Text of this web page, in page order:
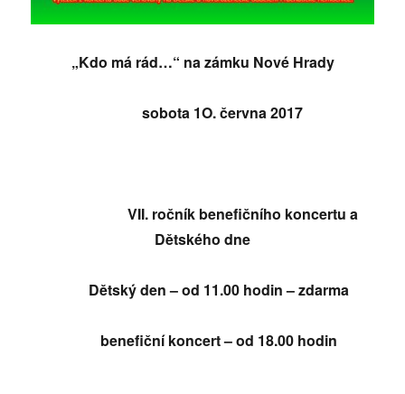
„Kdo má rád…“ na zámku Nové Hrady
sobota 1O. června 2017
VII. ročník benefičního koncertu a
Dětského dne
Dětský den – od 11.00 hodin – zdarma
benefiční koncert – od 18.00 hodin